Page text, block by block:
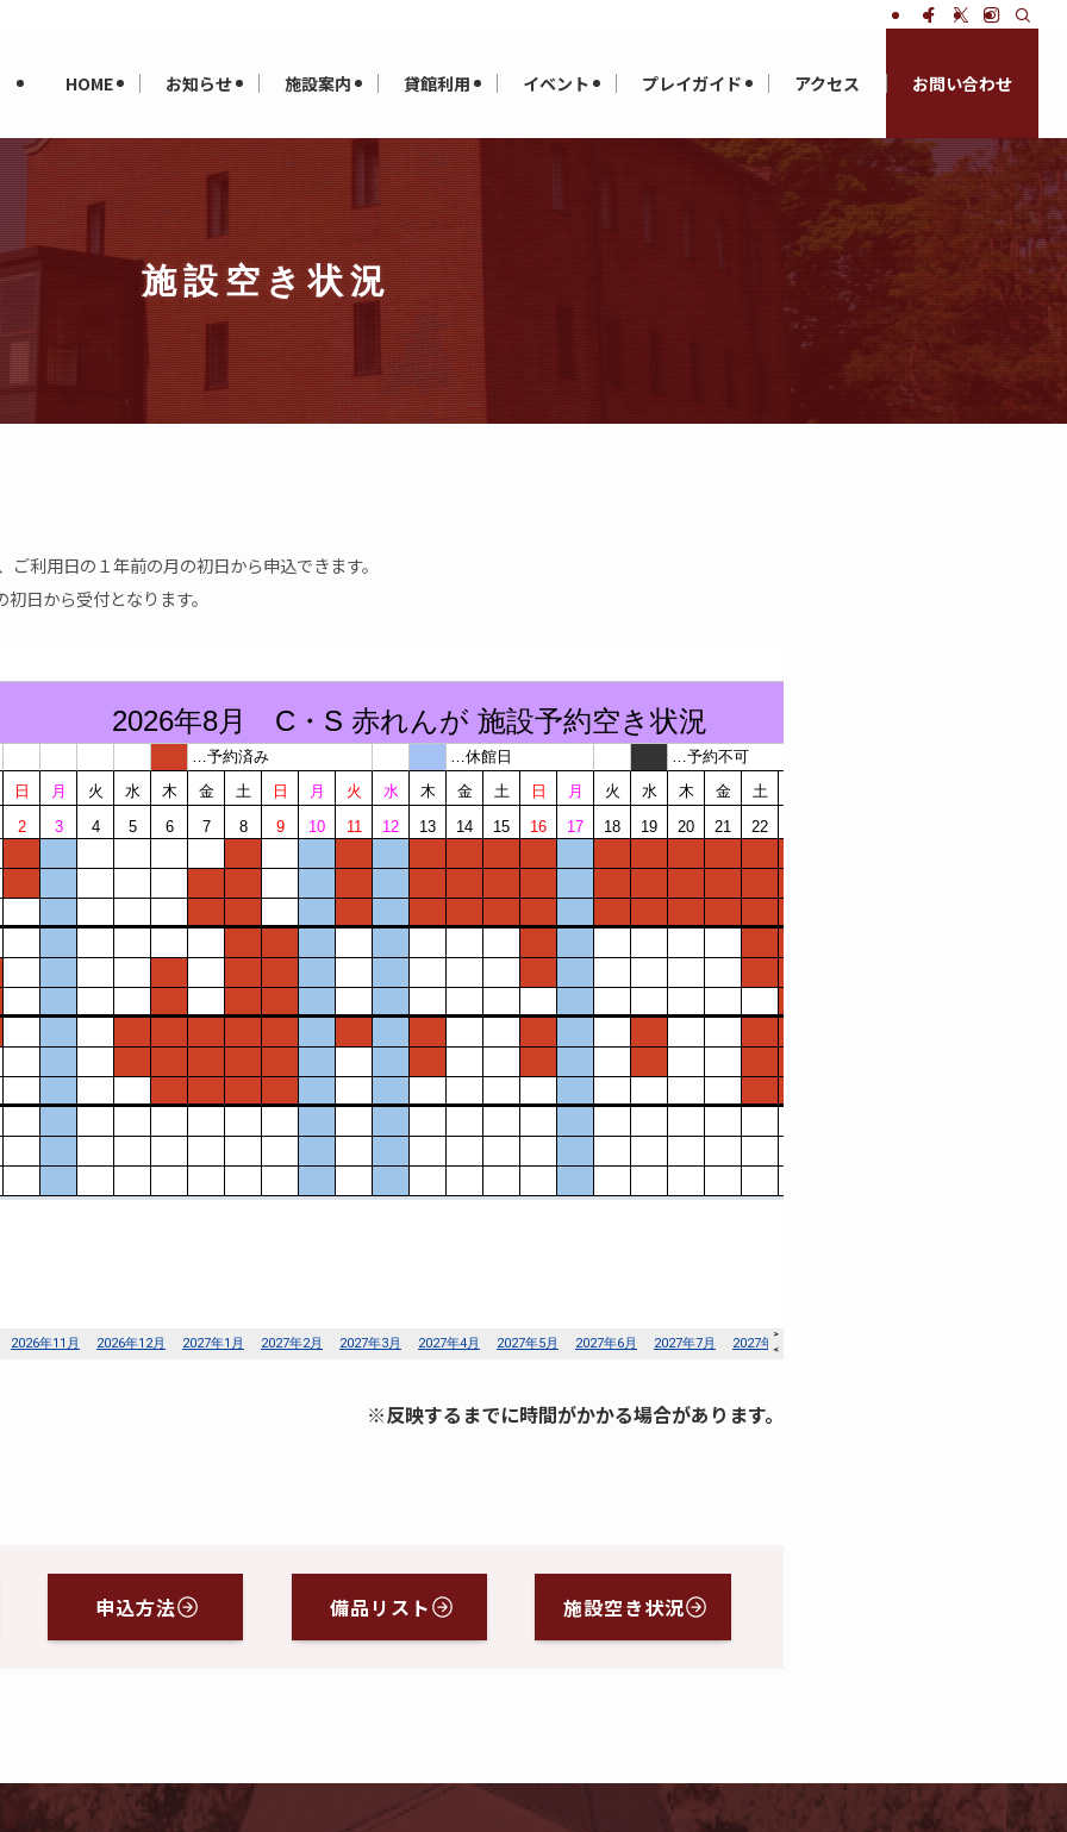
HOME お知らせ 施設案内 貸館利用 イベント プレイガイド アクセス お問い合わせ
施設空き状況
利用日の１年前の月の初日から申込できます。
日から受付となります。
※反映するまでに時間がかかる場合があります。
申込方法 備品リスト 施設空き状況